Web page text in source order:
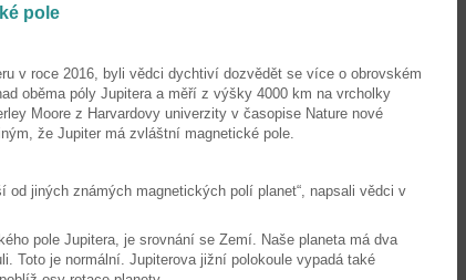
pole
v roce 2016, byli vědci dychtiví dozvědět se více o obrovském
oběma póly Jupitera a měří z výšky 4000 km na vrcholky
Moore z Harvardovy univerzity v časopise Nature nové
že Jupiter má zvláštní magnetické pole.
od jiných známých magnetických polí planet“, napsali vědci v
pole Jupitera, je srovnání se Zemí. Naše planeta má dva
Toto je normální. Jupiterova jižní polokoule vypadá také